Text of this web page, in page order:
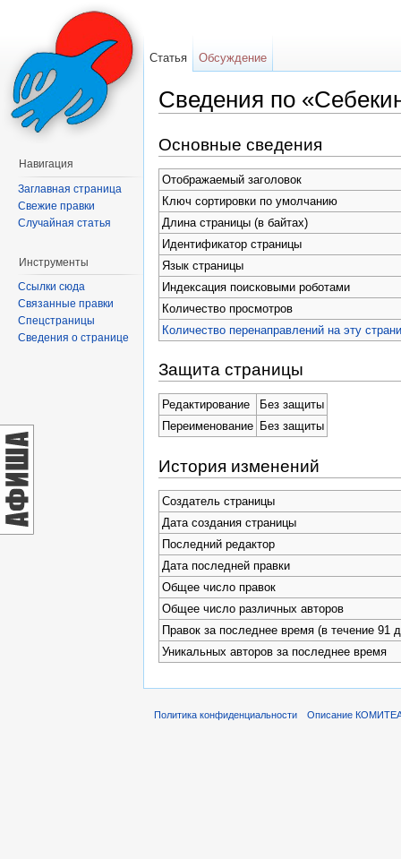
Сведения по
Основные сведения
Отображаемый заголовок
Ключ сортировки по умолчанию
Длина страницы (в байтах)
Идентификатор страницы
Язык страницы
Индексация поисковыми роботами
Количество просмотров
Количество перенаправлений на эту
Защита страницы
Редактирование
Без защиты
Переименование
Без защиты
История изменений
Создатель страницы
Дата создания страницы
Последний редактор
Дата последней правки
Общее число правок
Общее число различных авторов
Правок за последнее время (в течение 91
Уникальных авторов за последнее время
Статья Обсуждение
Навигация
Заглавная страница
Свежие правки
Случайная статья
Инструменты
Ссылки сюда
Связанные правки
Спецстраницы
Сведения о странице
Политика конфиденциальности Описание